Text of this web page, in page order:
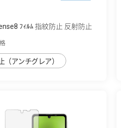
ﾌｨﾙﾑ 指紋防止 反射防止
（アンチグレア）